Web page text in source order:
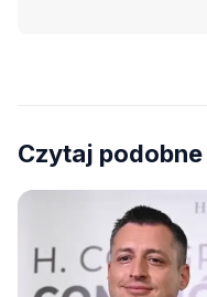
Czytaj podobne